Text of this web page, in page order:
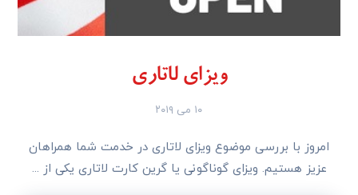
ویزای لاتاری
۱۰ می ۲۰۱۹
امروز با بررسی موضوع ویزای لاتاری در خدمت شما همراهان
عزیز هستیم. ویزای گوناگونی یا گرین کارت لاتاری یکی از ...